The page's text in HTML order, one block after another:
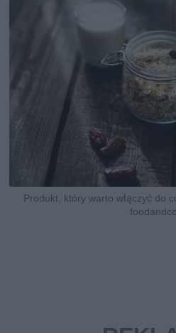
Produkt, który warto włączyć do